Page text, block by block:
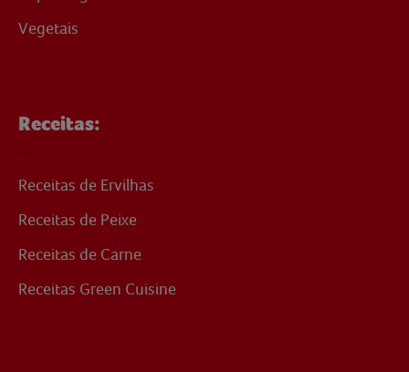
Vegetais
Receitas:
Receitas de Ervilhas
Receitas de Peixe
Receitas de Carne
Receitas Green Cuisine